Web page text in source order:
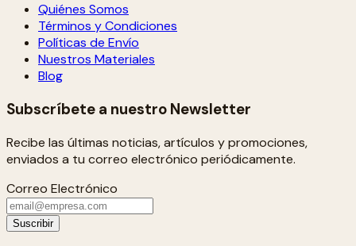
Quiénes Somos
Términos y Condiciones
Políticas de Envío
Nuestros Materiales
Blog
Subscríbete a nuestro Newsletter
Recibe las últimas noticias, artículos y promociones,
enviados a tu correo electrónico periódicamente.
Correo Electrónico
Suscribir